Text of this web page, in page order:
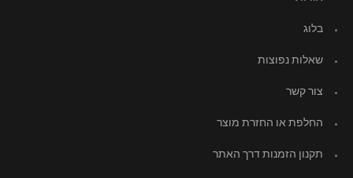
בלוג
שאלות נפוצות
צור קשר
החלפת או החזרת מוצר
תקנון הזמנות דרך האתר